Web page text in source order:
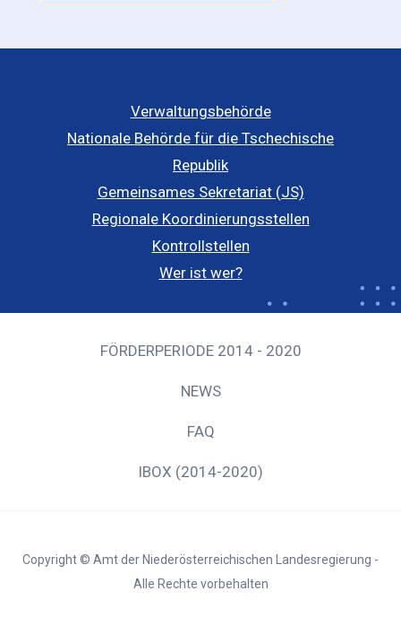
Verwaltungsbehörde
Nationale Behörde für die Tschechische
Republik
Gemeinsames Sekretariat (JS)
Regionale Koordinierungsstellen
Kontrollstellen
Wer ist wer?
FÖRDERPERIODE 2014 - 2020
NEWS
FAQ
IBOX (2014-2020)
Copyright © Amt der Niederösterreichischen Landesregierung -
Alle Rechte vorbehalten